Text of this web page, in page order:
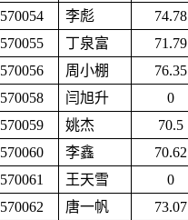
李彪 74.78
丁泉富 71.79
周小棚 76.35
闫旭升 0
姚杰 70.5
李鑫 70.62
王天雪 0
唐一帆 73.07